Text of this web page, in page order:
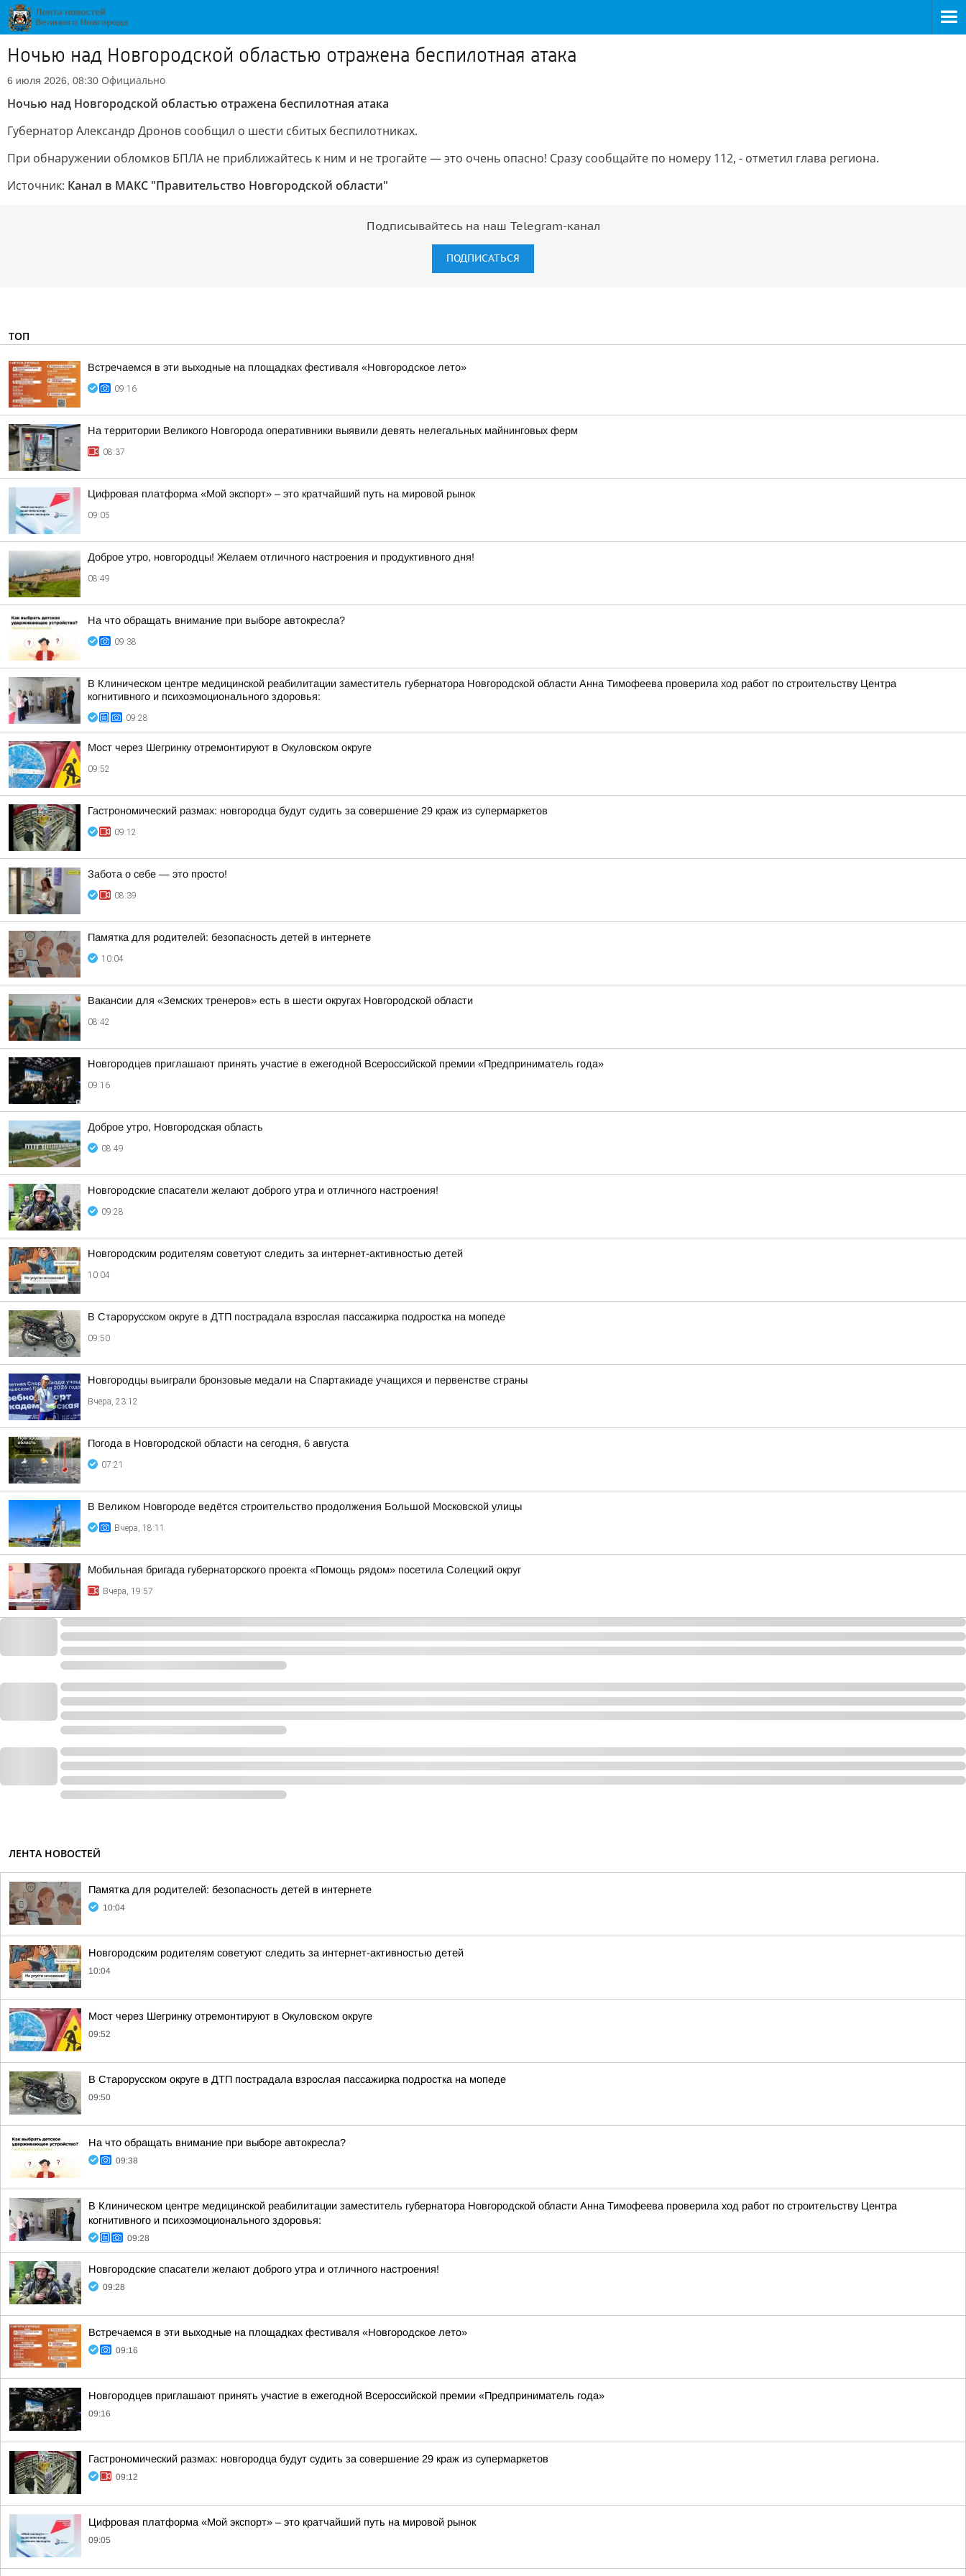
Ночью над Новгородской областью отражена беспилотная атака
6 июля 2026, 08:30 Официально
Ночью над Новгородской областью отражена беспилотная атака
Губернатор Александр Дронов сообщил о шести сбитых беспилотниках.
При обнаружении обломков БПЛА не приближайтесь к ним и не трогайте — это очень опасно! Сразу сообщайте по номеру 112, - отметил глава региона.
Источник: Канал в МАКС "Правительство Новгородской области"
Подписывайтесь на наш Telegram-канал
ПОДПИСАТЬСЯ
ТОП
Встречаемся в эти выходные на площадках фестиваля «Новгородское лето»
09:16
На территории Великого Новгорода оперативники выявили девять нелегальных майнинговых ферм
08:37
Цифровая платформа «Мой экспорт» – это кратчайший путь на мировой рынок
09:05
Доброе утро, новгородцы! Желаем отличного настроения и продуктивного дня!
08:49
На что обращать внимание при выборе автокресла?
09:38
В Клиническом центре медицинской реабилитации заместитель губернатора Новгородской области Анна Тимофеева проверила ход работ по строительству Центра
когнитивного и психоэмоционального здоровья:
09:28
Мост через Шегринку отремонтируют в Окуловском округе
09:52
Гастрономический размах: новгородца будут судить за совершение 29 краж из супермаркетов
09:12
Забота о себе — это просто!
08:39
Памятка для родителей: безопасность детей в интернете
10:04
Вакансии для «Земских тренеров» есть в шести округах Новгородской области
08:42
Новгородцев приглашают принять участие в ежегодной Всероссийской премии «Предприниматель года»
09:16
Доброе утро, Новгородская область
08:49
Новгородские спасатели желают доброго утра и отличного настроения!
09:28
Новгородским родителям советуют следить за интернет-активностью детей
10:04
В Старорусском округе в ДТП пострадала взрослая пассажирка подростка на мопеде
09:50
Новгородцы выиграли бронзовые медали на Спартакиаде учащихся и первенстве страны
Вчера, 23:12
Погода в Новгородской области на сегодня, 6 августа
07:21
В Великом Новгороде ведётся строительство продолжения Большой Московской улицы
Вчера, 18:11
Мобильная бригада губернаторского проекта «Помощь рядом» посетила Солецкий округ
Вчера, 19:57
ЛЕНТА НОВОСТЕЙ
Памятка для родителей: безопасность детей в интернете
10:04
Новгородским родителям советуют следить за интернет-активностью детей
10:04
Мост через Шегринку отремонтируют в Окуловском округе
09:52
В Старорусском округе в ДТП пострадала взрослая пассажирка подростка на мопеде
09:50
На что обращать внимание при выборе автокресла?
09:38
В Клиническом центре медицинской реабилитации заместитель губернатора Новгородской области Анна Тимофеева проверила ход работ по строительству Центра
когнитивного и психоэмоционального здоровья:
09:28
Новгородские спасатели желают доброго утра и отличного настроения!
09:28
Встречаемся в эти выходные на площадках фестиваля «Новгородское лето»
09:16
Новгородцев приглашают принять участие в ежегодной Всероссийской премии «Предприниматель года»
09:16
Гастрономический размах: новгородца будут судить за совершение 29 краж из супермаркетов
09:12
Цифровая платформа «Мой экспорт» – это кратчайший путь на мировой рынок
09:05